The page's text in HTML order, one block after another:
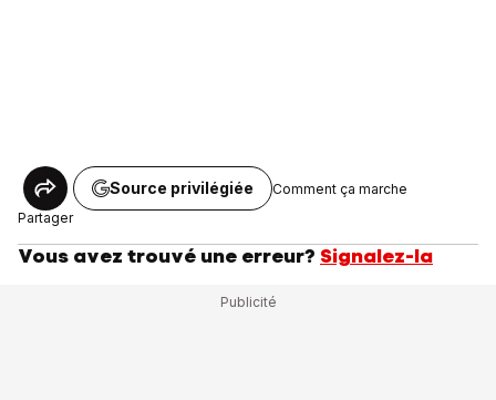
Partager
Source privilégiée Comment ça marche
Vous avez trouvé une erreur? Signalez-la